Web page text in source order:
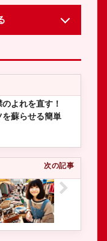
よれを直す！
蘇らせる簡単